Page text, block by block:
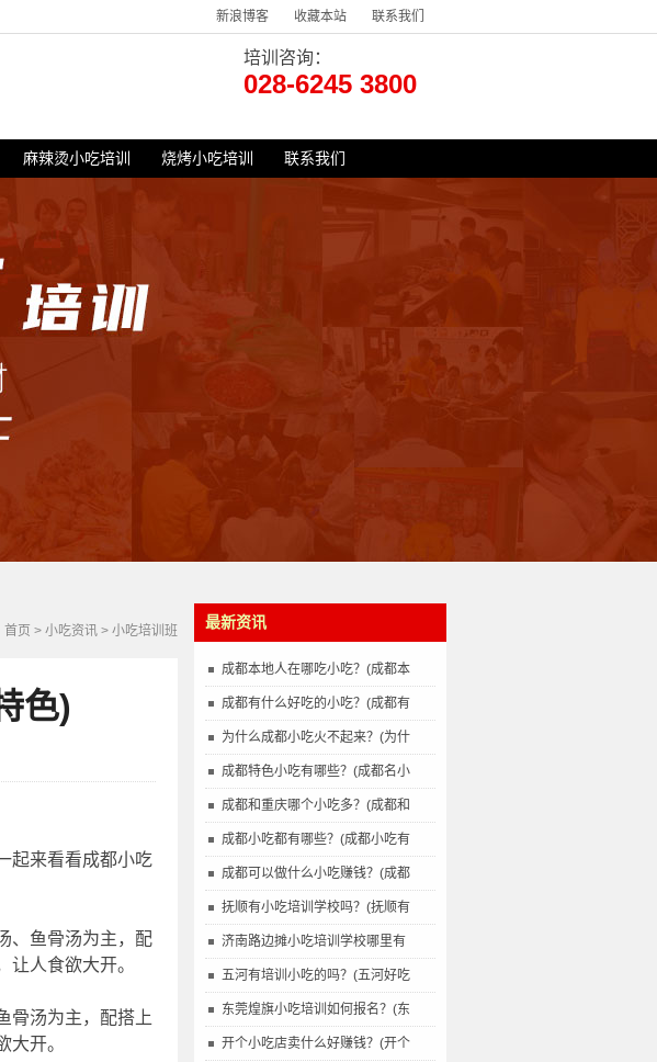
新浪博客 收藏本站 联系我们
培训咨询：
028-6245 3800
麻辣烫小吃培训 烧烤小吃培训 联系我们
最新资讯
成都本地人在哪吃小吃？(成都本
成都有什么好吃的小吃？(成都有
为什么成都小吃火不起来？(为什
成都特色小吃有哪些？(成都名小
成都和重庆哪个小吃多？(成都和
成都小吃都有哪些？(成都小吃有
成都可以做什么小吃赚钱？(成都
抚顺有小吃培训学校吗？(抚顺有
济南路边摊小吃培训学校哪里有
五河有培训小吃的吗？(五河好吃
东莞煌旗小吃培训如何报名？(东
开个小吃店卖什么好赚钱？(开个
首页 > 小吃资讯 > 小吃培训班
色)
起来看看成都小吃
、鱼骨汤为主，配
人食欲大开。
骨汤为主，配搭上
开。